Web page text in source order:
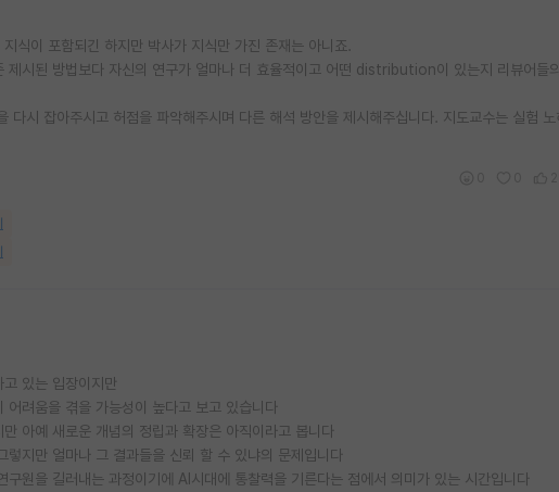
식이 포함되긴 하지만 박사가 지식만 가진 존재는 아니죠.
제시된 방법보다 자신의 연구가 얼마나 더 효율적이고 어떤 distribution이 있는지 리뷰어들
다시 잡아주시고 허점을 파악해주시며 다른 해석 방안을 제시해주십니다. 지도교수는 실험
있는 입장이지만
려움을 겪을 가능성이 높다고 보고 있습니다
아예 새로운 개념의 정립과 확장은 아직이라고 봅니다
지만 얼마나 그 결과들을 신뢰 할 수 있냐의 문제입니다
원을 길러내는 과정이기에 AI시대에 통찰력을 기른다는 점에서 의미가 있는 시간입니다